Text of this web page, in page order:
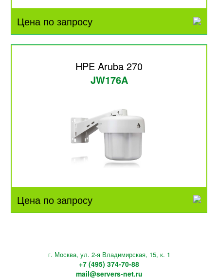
Цена по запросу
HPE Aruba 270
JW176A
Цена по запросу
г. Москва, ул. 2-я Владимирская, 15, к. 1
+7 (495) 374-70-88
mail@servers-net.ru